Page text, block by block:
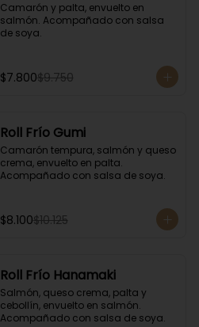
Camarón y palta, envuelto en
salmón. Acompañado con salsa
de soya.
$7.800$9.750
Roll Frío Gumi
Camarón tempura, salmón y queso
crema, envuelto en palta.
Acompañado con salsa de soya.
$8.100$10.125
Roll Frío Hanamaki
Salmón, queso crema, palta y
cebollín, envuelto en salmón.
Acompañado con salsa de soya.